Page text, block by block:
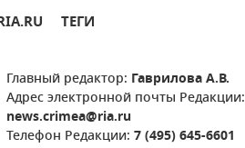
ТЕГИ
Главный редактор: Гаврилова А.В.
Адрес электронной почты Редакции:
news.crimea@ria.ru
Телефон Редакции: 7 (495) 645-6601